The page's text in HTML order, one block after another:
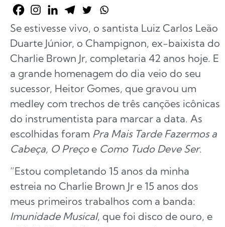
Se estivesse vivo, o santista Luiz Carlos Leão
Duarte Júnior, o Champignon, ex-baixista do
Charlie Brown Jr, completaria 42 anos hoje. E
a grande homenagem do dia veio do seu
sucessor, Heitor Gomes, que gravou um
medley com trechos de três canções icônicas
do instrumentista para marcar a data. As
escolhidas foram Pra Mais Tarde Fazermos a
Cabeça, O Preçoe Como Tudo Deve Ser.
“Estou completando 15 anos da minha
estreia no Charlie Brown Jr e 15 anos dos
meus primeiros trabalhos com a banda:
Imunidade Musical, que foi disco de ouro, e